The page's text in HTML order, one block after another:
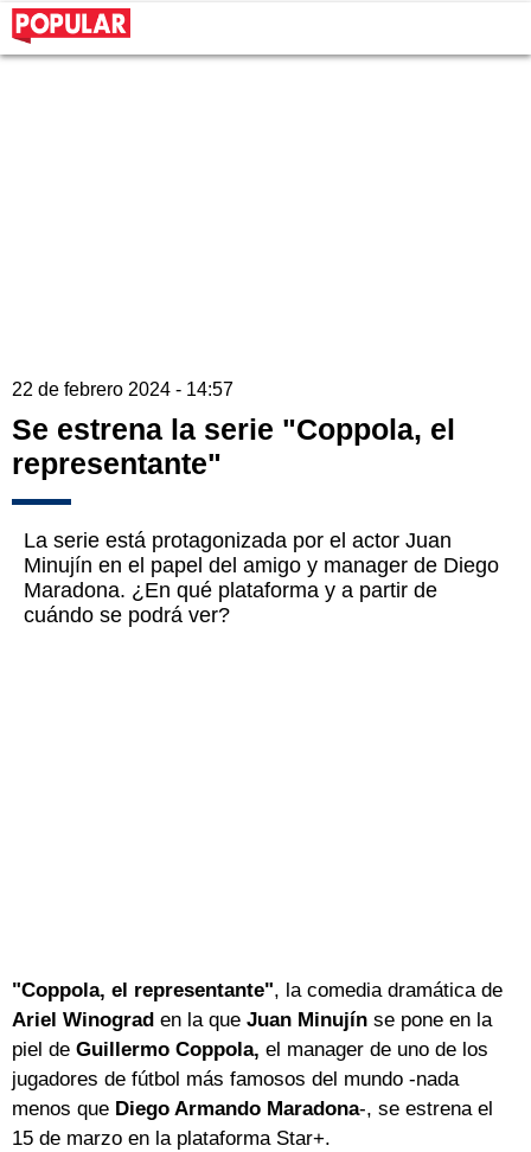
22 de febrero 2024 - 14:57
Se estrena la serie "Coppola, el
representante"
La serie está protagonizada por el actor Juan
Minujín en el papel del amigo y manager de Diego
Maradona. ¿En qué plataforma y a partir de
cuándo se podrá ver?
"Coppola, el representante", la comedia dramática de
Ariel Winograd en la que Juan Minujín se pone en la
piel de Guillermo Coppola, el manager de uno de los
jugadores de fútbol más famosos del mundo -nada
menos que Diego Armando Maradona-, se estrena el
15 de marzo en la plataforma Star+.